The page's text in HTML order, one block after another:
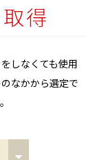
得
しなくても使用
なかから選定で